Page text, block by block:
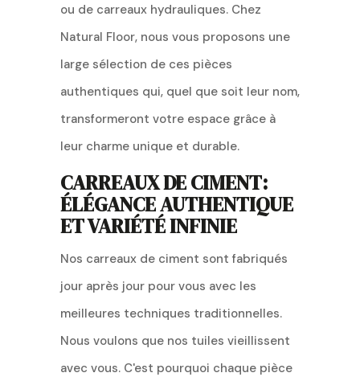
ou de carreaux hydrauliques. Chez
Natural Floor, nous vous proposons une
large sélection de ces pièces
authentiques qui, quel que soit leur nom,
transformeront votre espace grâce à
leur charme unique et durable.
CARREAUX DE CIMENT:
ÉLÉGANCE AUTHENTIQUE
ET VARIÉTÉ INFINIE
Nos carreaux de ciment sont fabriqués
jour après jour pour vous avec les
meilleures techniques traditionnelles.
Nous voulons que nos tuiles vieillissent
avec vous. C'est pourquoi chaque pièce